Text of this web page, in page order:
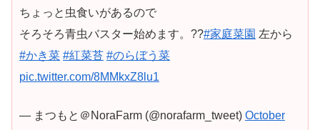
ちょっと虫食いがあるので
そろそろ青虫バスター始めます。??#家庭菜園 左から
#かき菜 #紅菜苔 #のらぼう菜
pic.twitter.com/8MMkxZ8lu1
— まつもと＠NoraFarm (@norafarm_tweet) October